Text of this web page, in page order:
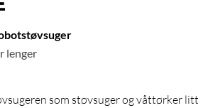
lenger
som støvsuger og våttørker litt